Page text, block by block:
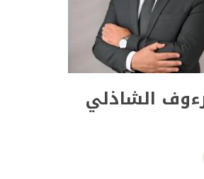
الشاذلي
https://www.facebook.com/
https://www.instagram.com/